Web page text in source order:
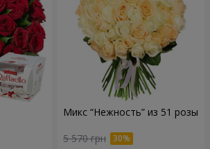
Микс “Нежность” из 51 розы
5 570 грн